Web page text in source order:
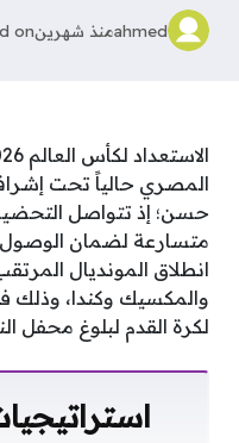
ahmedمنذ شهرينon
المصري حالياً تحت إشراف
حسن؛ إذ تتواصل
متسارعة لضمان
انطلاق المونديال
والمكسيك وكندا، وذلك
لكرة القدم لبلوغ محفل